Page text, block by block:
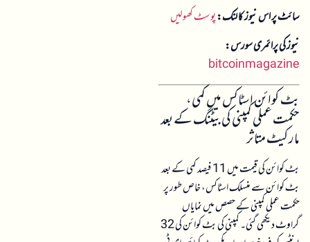
سائٹ پر اس نیوز کا لنک:پوسٹ کھولیں
نیوز کی پرائمری سورس:
bitcoinmagazine
بٹ کوائن اسٹاکس میں کمی،
حکمت عملی کمپنی کی بیٹنگ کے بعد
مارکیٹ متاثر
بٹ کوائن کی قیمت میں 11 فیصد کمی کے بعد
بٹ کوائن سے منسلک اسٹاکس، خاص طور پر
حکمت عملی کمپنی کے حصص میں نمایاں
گراوٹ دیکھی گئی۔ کمپنی کی بٹ کوائن کی 32